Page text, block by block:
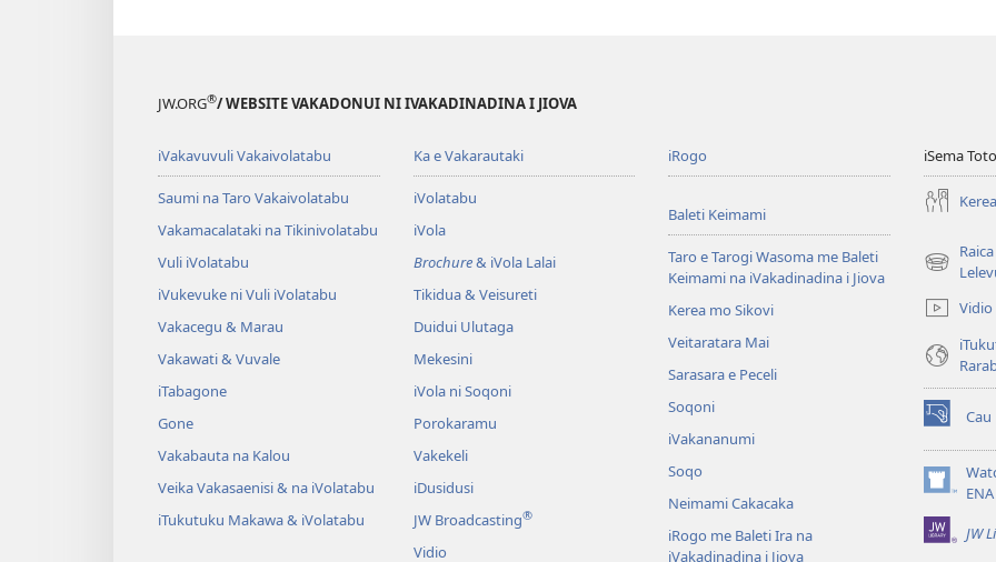
JW.ORG®/ WEBSITE VAKADONUI NI IVAKADINADINA I JIOVA
iVakavuvuli Vakaivolatabu
Saumi na Taro Vakaivolatabu
Vakamacalataki na Tikinivolatabu
Vuli iVolatabu
iVukevuke ni Vuli iVolatabu
Vakacegu & Marau
Vakawati & Vuvale
iTabagone
Gone
Vakabauta na Kalou
Veika Vakasaenisi & na iVolatabu
iTukutuku Makawa & iVolatabu
Ka e Vakarautaki
iVolatabu
iVola
Brochure& iVola Lalai
Tikidua & Veisureti
Duidui Ulutaga
Mekesini
iVola ni Soqoni
Porokaramu
Vakekeli
iDusidusi
JW Broadcasting®
Vidio
iRogo
Baleti Keimami
Taro e Tarogi Wasoma me Baleti
Keimami na iVakadinadina i Jiova
Kerea mo Sikovi
Veitaratara Mai
Sarasara e Peceli
Soqoni
iVakananumi
Soqo
Neimami Cakacaka
iRogo me Baleti Ira na
iVakadinadina i Jiova
iSema
(opens
window)
Vidio
Cau
(opens
new
window)
(opens
new
window)
JW